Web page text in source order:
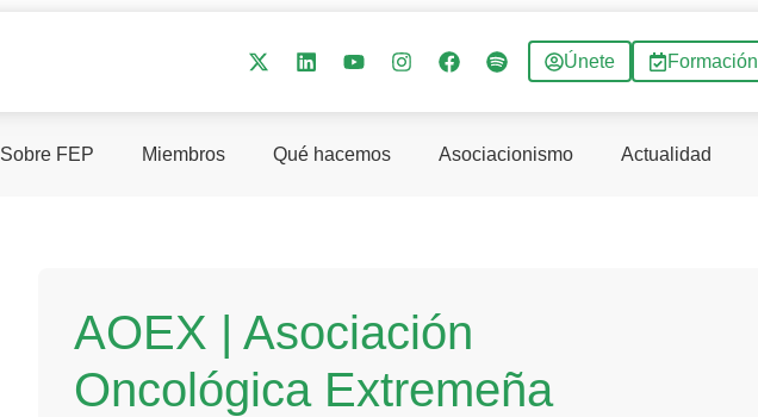
Únete Formación
Sobre FEP Miembros Qué hacemos Asociacionismo Actualidad
AOEX | Asociación
Oncológica Extremeña